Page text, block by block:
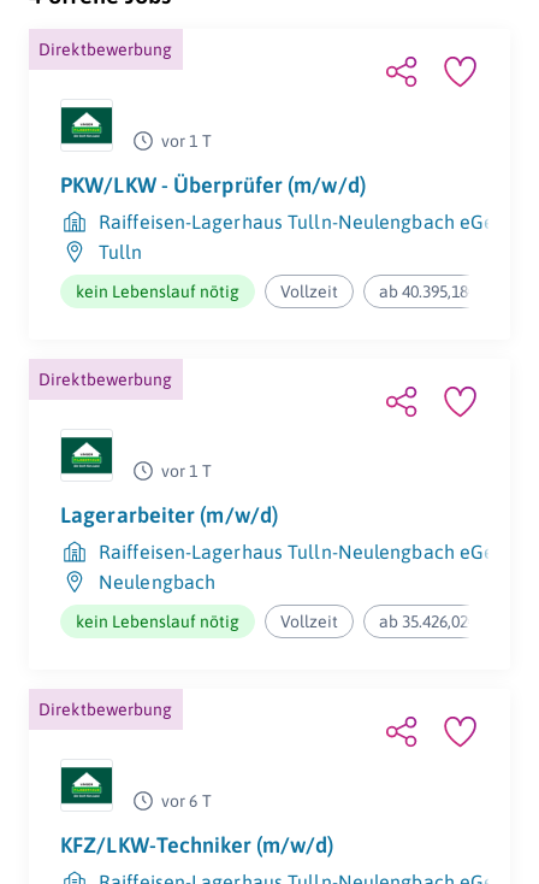
Direktbewerbung
vor 1 T
PKW/LKW - Überprüfer (m/w/d)
Raiffeisen-Lagerhaus Tulln-Neulengbach
Tulln
kein Lebenslauf nötig Vollzeit ab 40.395,18€ pro
Direktbewerbung
vor 1 T
Lagerarbeiter (m/w/d)
Raiffeisen-Lagerhaus Tulln-Neulengbach
Neulengbach
kein Lebenslauf nötig Vollzeit ab 35.426,02€ pro
Direktbewerbung
vor 6 T
KFZ/LKW-Techniker (m/w/d)